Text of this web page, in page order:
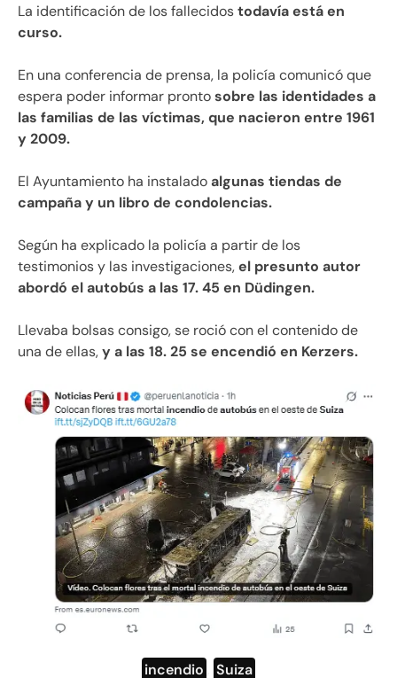
La identificación de los fallecidostodavía está en
curso.
En una conferencia de prensa, la policía comunicó que
espera poder informar prontosobre las identidades a
las familias de las víctimas, que nacieron entre 1961
y 2009.
El Ayuntamiento ha instaladoalgunas tiendas de
campaña y un libro de condolencias.
Según ha explicado la policía a partir de los
testimonios y las investigaciones,el presunto autor
abordó el autobús a las 17. 45 en Düdingen.
Llevaba bolsas consigo, se roció con el contenido de
una de ellas,y a las 18. 25 se encendió en Kerzers.
incendio Suiza